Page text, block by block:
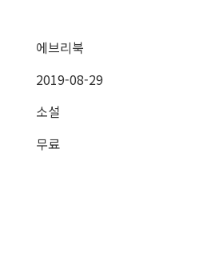
에브리북
2019-08-29
소설
무료